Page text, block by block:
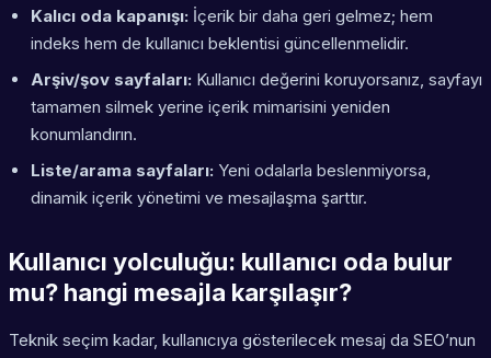
Kalıcı oda kapanışı: İçerik bir daha geri gelmez; hem
indeks hem de kullanıcı beklentisi güncellenmelidir.
Arşiv/şov sayfaları: Kullanıcı değerini koruyorsanız, sayfayı
tamamen silmek yerine içerik mimarisini yeniden
konumlandırın.
Liste/arama sayfaları: Yeni odalarla beslenmiyorsa,
dinamik içerik yönetimi ve mesajlaşma şarttır.
Kullanıcı yolculuğu: kullanıcı oda bulur
mu? hangi mesajla karşılaşır?
Teknik seçim kadar, kullanıcıya gösterilecek mesaj da SEO’nun